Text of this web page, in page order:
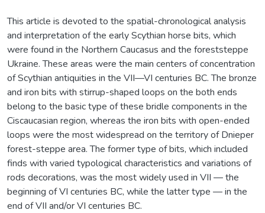
This article is devoted to the spatial-chronological analysis
and interpretation of the early Scythian horse bits, which
were found in the Northern Caucasus and the foreststeppe
Ukraine. These areas were the main centers of concentration
of Scythian antiquities in the VII—VI centuries BC. The bronze
and iron bits with stirrup-shaped loops on the both ends
belong to the basic type of these bridle components in the
Ciscaucasian region, whereas the iron bits with open-ended
loops were the most widespread on the territory of Dnieper
forest-steppe area. The former type of bits, which included
finds with varied typological characteristics and variations of
rods decorations, was the most widely used in VII — the
beginning of VI centuries BC, while the latter type — in the
end of VII and/or VI centuries BC.